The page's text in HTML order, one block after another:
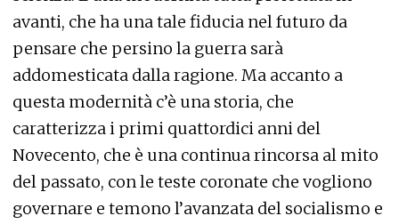
avanti, che ha una tale fiducia nel futuro da
pensare che persino la guerra sarà
addomesticata dalla ragione. Ma accanto a
questa modernità c’è una storia, che
caratterizza i primi quattordici anni del
Novecento, che è una continua rincorsa al mito
del passato, con le teste coronate che vogliono
governare e temono l’avanzata del socialismo e